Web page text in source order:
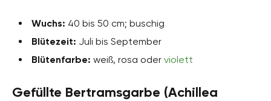
Wuchs: 40 bis 50 cm; buschig
Blütezeit: Juli bis September
Blütenfarbe: weiß, rosa oder violett
Gefüllte Bertramsgarbe (Achillea